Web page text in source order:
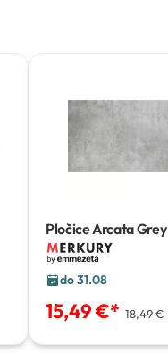
Pločice Arcata Grey
cm
do 31.08
15,49 €* 18,49 €